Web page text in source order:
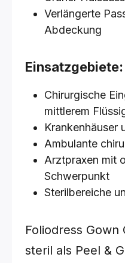
Verlängerte
Abdeckung
Einsatzgebiete:
Chirurgische
mittlerem
Krankenhäuser
Ambulante
Arztpraxen mit
Schwerpunkt
Sterilbereiche
Foliodress Gown
steril als Peel &